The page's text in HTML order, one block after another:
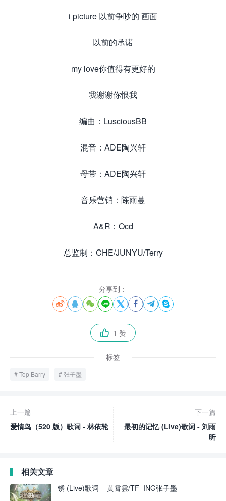
i picture 以前争吵的 画面
以前的承诺
my love你值得有更好的
我谢谢你恨我
编曲：LusciousBB
混音：ADE陶兴轩
母带：ADE陶兴轩
音乐营销：陈雨蔓
A&R：Ocd
总监制：CHE/JUNYU/Terry
分享到：
       
 1 赞
标签
Top Barry 张子墨
上一篇
爱情鸟（520 版）歌词 - 林依轮
下一篇
最初的记忆 (Live)歌词 - 刘雨
昕
相关文章
锈 (Live)歌词 – 黄霄雲/TF_ING张子墨